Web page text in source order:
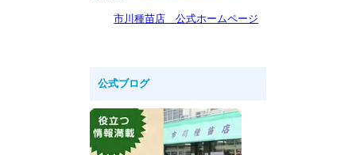
市川種苗店 公式ホームページ
公式ブログ